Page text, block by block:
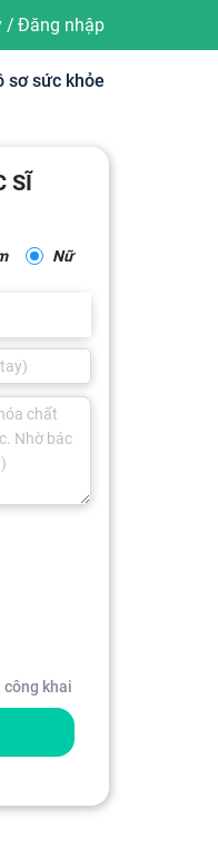
/ Đăng nhập
sơ sức khỏe
SĨ
Nữ
khai